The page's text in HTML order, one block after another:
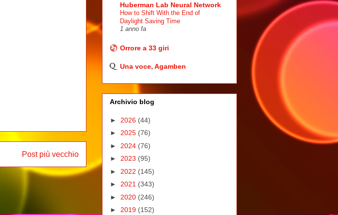
Post più vecchio
Huberman Lab Neural Network
How to Shift With the End of
Daylight Saving Time
1 anno fa
Orrore a 33 giri
Una voce, Agamben
Archivio blog
► 2026 (44)
► 2025 (76)
► 2024 (76)
► 2023 (95)
► 2022 (145)
► 2021 (343)
► 2020 (246)
► 2019 (152)